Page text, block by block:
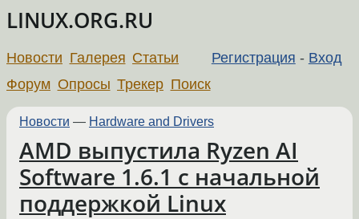
LINUX.ORG.RU
Регистрация - Вход
Новости Галерея Статьи
Форум Опросы Трекер Поиск
Новости — Hardware and Drivers
AMD выпустила Ryzen AI
Software 1.6.1 с начальной
поддержкой Linux